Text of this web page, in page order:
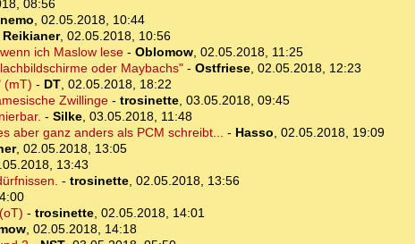
08:56
nemo, 02.05.2018, 10:44
Reikianer, 02.05.2018, 10:56
ich Maslow lese- Oblomow, 02.05.2018, 11:25
oder Maybachs"- Ostfriese, 02.05.2018, 12:23
(mT) - DT, 02.05.2018, 18:22
Zwillinge- trosinette, 03.05.2018, 09:45
- Silke, 03.05.2018, 11:48
aber ganz anders als PCM schreibt... - Hasso, 02.05.2018, 19:09
, 02.05.2018, 13:05
13:43
- trosinette, 02.05.2018, 13:56
- trosinette, 02.05.2018, 14:01
, 02.05.2018, 14:18